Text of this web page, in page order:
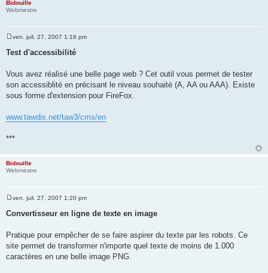
Bidouille
Webmestre
s
g
e
ven. juil. 27, 2007 1:16 pm
Test d'accessibilité
Vous avez réalisé une belle page web ? Cet outil vous permet de tester
son accessiblité en précisant le niveau souhaité (A, AA ou AAA). Existe
sous forme d'extension pour FireFox.
www.tawdis.net/taw3/cms/en
***
Bidouille
Webmestre
s
g
e
ven. juil. 27, 2007 1:20 pm
Convertisseur en ligne de texte en image
Pratique pour empêcher de se faire aspirer du texte par les robots. Ce
site permet de transformer n'importe quel texte de moins de 1.000
caractères en une belle image PNG.